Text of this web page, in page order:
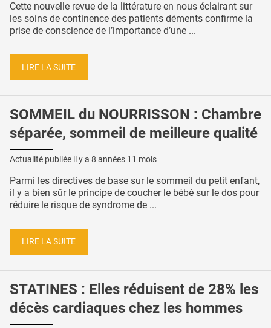
Cette nouvelle revue de la littérature en nous éclairant sur
les soins de continence des patients déments confirme la
prise de conscience de l’importance d’une ...
LIRE LA SUITE
SOMMEIL du NOURRISSON : Chambre
séparée, sommeil de meilleure qualité
Actualité publiée il y a 8 années 11 mois
Parmi les directives de base sur le sommeil du petit enfant,
il y a bien sûr le principe de coucher le bébé sur le dos pour
réduire le risque de syndrome de ...
LIRE LA SUITE
STATINES : Elles réduisent de 28% les
décès cardiaques chez les hommes